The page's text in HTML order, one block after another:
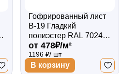
Гофрированный лист
В-19 Гладкий
полиэстер RAL 7024
(Мокрый асфальт)
2000*1103*0,45
односторонний
от 478₽/м²
1196 ₽/ шт
В корзину